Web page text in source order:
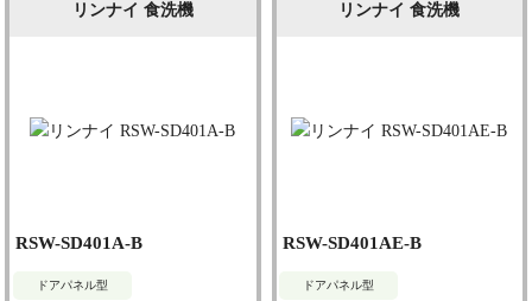
リンナイ 食洗機
RSW-SD401A-B
ドアパネル型
リンナイ 食洗機
RSW-SD401AE-B
ドアパネル型